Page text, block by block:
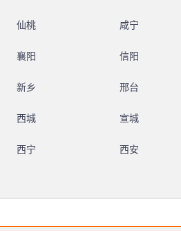
仙桃 咸宁
襄阳 信阳
新乡 邢台
西城 宣城
西宁 西安